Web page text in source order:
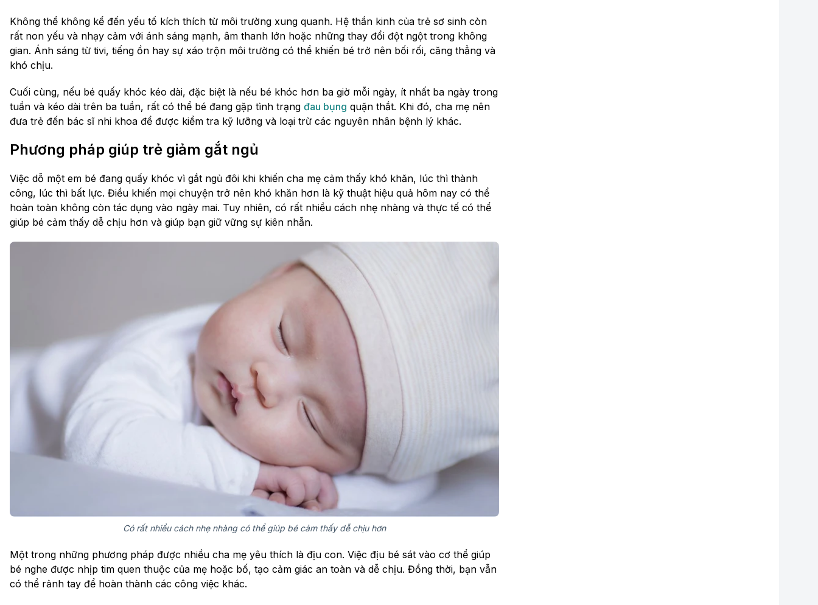
Không thể không kể đến yếu tố kích thích từ môi trường xung quanh. Hệ thần kinh của trẻ sơ sinh còn
rất non yếu và nhạy cảm với ánh sáng mạnh, âm thanh lớn hoặc những thay đổi đột ngột trong không
gian. Ánh sáng từ tivi, tiếng ồn hay sự xáo trộn môi trường có thể khiến bé trở nên bối rối, căng thẳng và
khó chịu.
Cuối cùng, nếu bé quấy khóc kéo dài, đặc biệt là nếu bé khóc hơn ba giờ mỗi ngày, ít nhất ba ngày trong
tuần và kéo dài trên ba tuần, rất có thể bé đang gặp tình trạng đau bụng quặn thắt. Khi đó, cha mẹ nên
đưa trẻ đến bác sĩ nhi khoa để được kiểm tra kỹ lưỡng và loại trừ các nguyên nhân bệnh lý khác.
Phương pháp giúp trẻ giảm gắt ngủ
Việc dỗ một em bé đang quấy khóc vì gắt ngủ đôi khi khiến cha mẹ cảm thấy khó khăn, lúc thì thành
công, lúc thì bất lực. Điều khiến mọi chuyện trở nên khó khăn hơn là kỹ thuật hiệu quả hôm nay có thể
hoàn toàn không còn tác dụng vào ngày mai. Tuy nhiên, có rất nhiều cách nhẹ nhàng và thực tế có thể
giúp bé cảm thấy dễ chịu hơn và giúp bạn giữ vững sự kiên nhẫn.
Có rất nhiều cách nhẹ nhàng có thể giúp bé cảm thấy dễ chịu hơn
Một trong những phương pháp được nhiều cha mẹ yêu thích là địu con. Việc địu bé sát vào cơ thể giúp
bé nghe được nhịp tim quen thuộc của mẹ hoặc bố, tạo cảm giác an toàn và dễ chịu. Đồng thời, bạn vẫn
có thể rảnh tay để hoàn thành các công việc khác.